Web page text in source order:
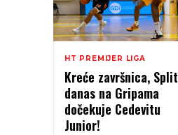
HT PREMIJER LIGA
Kreće završnica, Split
danas na Gripama
dočekuje Cedevitu
Junior!